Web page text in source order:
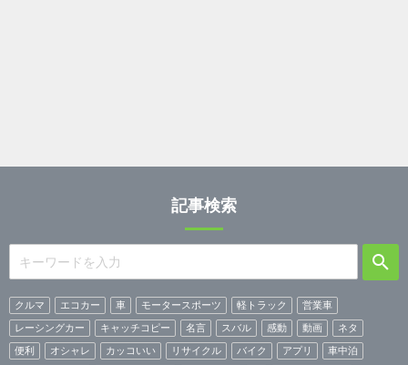
記事検索
クルマ エコカー 車 モータースポーツ 軽トラック
営業車
レーシングカー
キャッチコピー 名言 スバル 感動 動画
ネタ
便利
オシャレ カッコいい リサイクル バイク アプリ
車中泊